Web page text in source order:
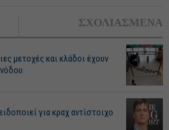
ΣΧΟΛΙΑΣΜΕΝΑ
μετοχές και κλάδοι έχουν
για κραχ αντίστοιχο